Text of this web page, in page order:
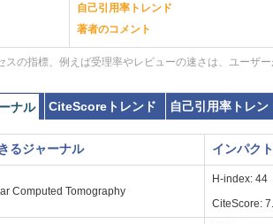
自己引用率トレンド
著者のコメント
スの指標、例えば受理率やレビューの速さは、ユーザ
ナル CiteScoreトレンド 自己引用率トレン
るジャーナル インパク
Computed Tomography
H-index: 44
CiteScore: